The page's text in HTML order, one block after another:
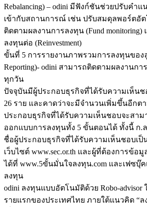
Rebalancing) – odini มีฟังก์ชันช่วยปรับคำ
เข้ากับสถานการณ์ เช่น ปรับสมดุลพอร์ตอัต
ติดตามผลงานการลงทุน (Fund monitoring)
ลงทุนต่อ (Reinvestment)
ขั้นที่ 5 การรายงานภาพรวมการลงทุนของลู
Reporting)- odini สามารถติดตามผลงานก
ทุกวัน
ปัจจุบันมีผู้ประกอบธุรกิจที่ได้รับความเห็นช
26 ราย และคาดว่าจะมีจำนวนเพิ่มขึ้นอีกต
ประกอบธุรกิจที่ได้รับความเห็นชอบจะสาม
ออกแบบการลงทุนทั้ง 5 ขั้นตอนได้ ทั้งนี้ ก.ล
ชื่อผู้ประกอบธุรกิจที่ได้รับความเห็นชอบเป็
เว็บไซต์ www.sec.or.th และผู้ที่ต้องการข้อ
ได้ที่ www.5ขั้นมั่นใจลงทุน.com และเฟซบุ๊
ลงทุน
odini ลงทุนแบบอัตโนมัติด้วย Robo-advisor
รายแรกของประเทศไทย ภายใต้แนวคิด “